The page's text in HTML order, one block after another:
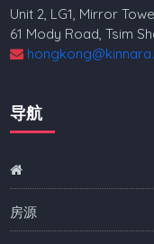
Unit 2, LG1, Mirror
61 Mody Road, Tsim
导航
房源